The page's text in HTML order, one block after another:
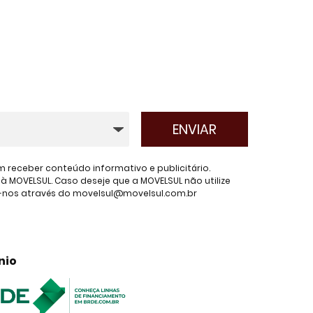
receber conteúdo informativo e publicitário.
Caso deseje que a MOVELSUL não utilize
através do movelsul@movelsul.com.br